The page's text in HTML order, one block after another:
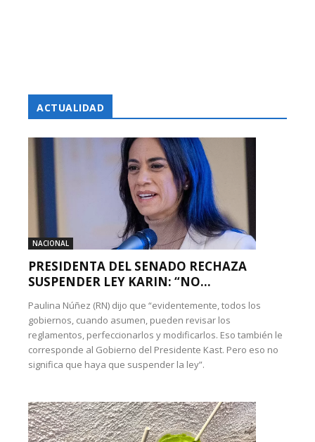
ACTUALIDAD
NACIONAL
PRESIDENTA DEL SENADO RECHAZA
SUSPENDER LEY KARIN: “NO...
Paulina Núñez (RN) dijo que “evidentemente, todos los
gobiernos, cuando asumen, pueden revisar los
reglamentos, perfeccionarlos y modificarlos. Eso también le
corresponde al Gobierno del Presidente Kast. Pero eso no
significa que haya que suspender la ley”.